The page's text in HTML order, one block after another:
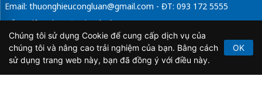
Email: thuonghieucongluan@gmail.com - ĐT: 093 172 5555
Tổng Biên Tập: Vũ Đức Thuận
Giấy phép hoạt động báo chí điện tử số 64/GP-BTTTT do Bộ
Thông tin và Truyền thông cấp ngày 21/2/2020.
Chúng tôi sử dụng Cookie để cung cấp dịch vụ của
chúng tôi và nâng cao trải nghiệm của bạn. Bằng cách
sử dụng trang web này, bạn đã đồng ý với điều này.
OK